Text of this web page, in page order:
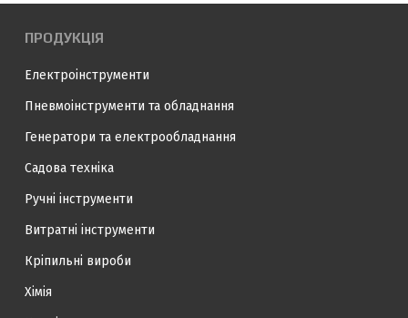
ПРОДУКЦІЯ
Електроінструменти
Пневмоінструменти та обладнання
Генератори та електрообладнання
Садова техніка
Ручні інструменти
Витратні інструменти
Кріпильні вироби
Хімія